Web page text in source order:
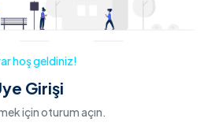
hoş geldiniz!
Girişi
için oturum açın.